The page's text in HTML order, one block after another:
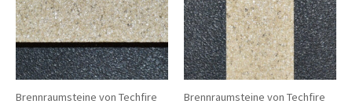
Brennraumsteine von Techfire Brennraumsteine von Techfire